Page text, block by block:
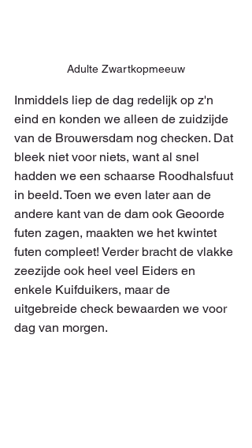
Adulte Zwartkopmeeuw
Inmiddels liep de dag redelijk op z'n
eind en konden we alleen de zuidzijde
van de Brouwersdam nog checken. Dat
bleek niet voor niets, want al snel
hadden we een schaarse Roodhalsfuut
in beeld. Toen we even later aan de
andere kant van de dam ook Geoorde
futen zagen, maakten we het kwintet
futen compleet! Verder bracht de vlakke
zeezijde ook heel veel Eiders en
enkele Kuifduikers, maar de
uitgebreide check bewaarden we voor
dag van morgen.